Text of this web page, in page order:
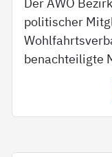
politischer
benachteiligte